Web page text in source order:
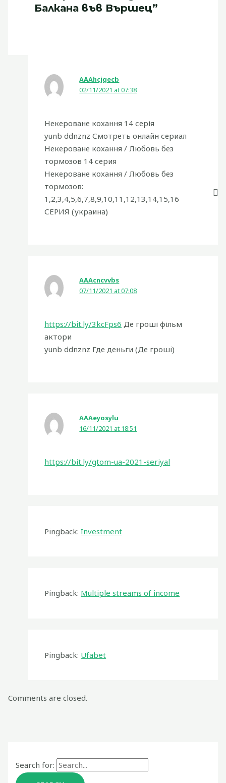
Балкана във Вършец”
АААhcjqecb
02/11/2021 at 07:38
Некероване кохання 14 серія
yunb ddnznz Смотреть онлайн сериал
Некероване кохання / Любовь без
тормозов 14 серия
Некероване кохання / Любовь без
тормозов:
1,2,3,4,5,6,7,8,9,10,11,12,13,14,15,16
СЕРИЯ (украина)
АААcncvvbs
07/11/2021 at 07:08
https://bit.ly/3kcFps6 Де гроші фільм
актори
yunb ddnznz Где деньги (Де грошi)
АААeyosylu
16/11/2021 at 18:51
https://bit.ly/gtom-ua-2021-seriyal
Pingback:Investment
Pingback: Multiple streams of income
Pingback: Ufabet
Comments are closed.
Search for: